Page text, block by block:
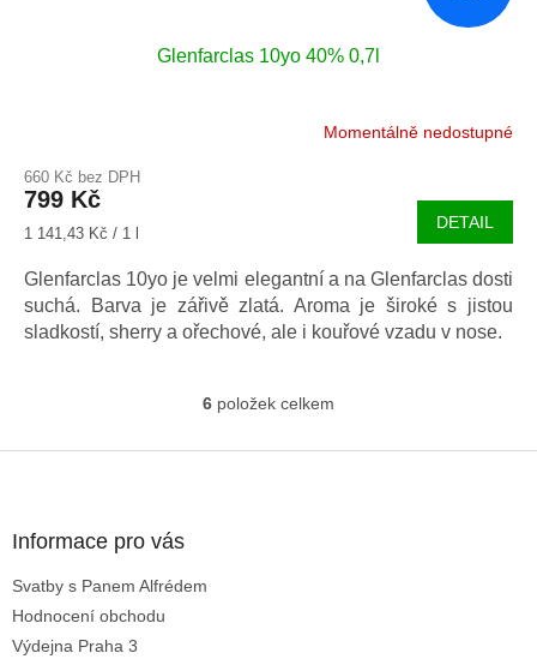
Glenfarclas 10yo 40% 0,7l
Momentálně nedostupné
660 Kč bez DPH
799 Kč
Měrná
1 141,43 Kč / 1 l
DETAIL
Glenfarclas 10yo je velmi elegantní a na Glenfarclas dosti
suchá. Barva je zářivě zlatá. Aroma je široké s jistou
sladkostí, sherry a ořechové, ale i kouřové vzadu v nose.
O
l
6 položek celkem
Informace pro vás
Svatby s Panem Alfrédem
Hodnocení obchodu
Výdejna Praha 3